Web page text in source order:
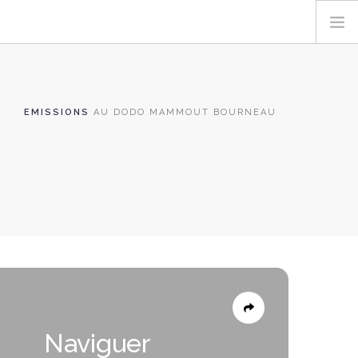
EMISSIONS AU DODO MAMMOUT BOURNEAU
Naviguer